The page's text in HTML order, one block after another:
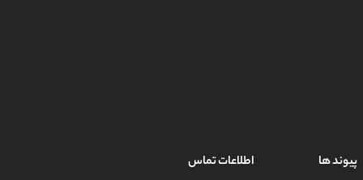
پیوند ها اطلاعات تماس